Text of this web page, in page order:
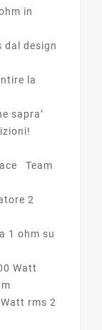
in
dal design
la
sapra’
Team
2
su
Watt
2